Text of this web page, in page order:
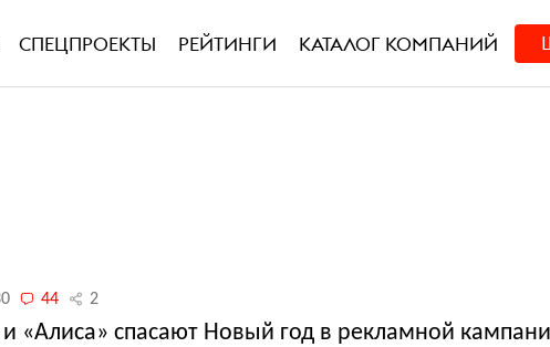
СПЕЦПРОЕКТЫ РЕЙТИНГИ КАТАЛОГ КОМПАНИЙ
44 2
и «Алиса» спасают Новый год в рекламной